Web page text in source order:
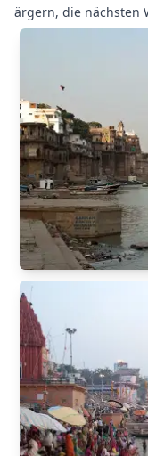
ärgern, die nächsten